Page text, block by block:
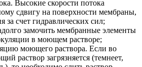
Высокие скорости потока
сдвигу на поверхности мембраны,
за счет гидравлических сил;
замочить мембранные элементы
в моющем растворе;
моющего раствора. Если во
раствор загрязняется (темнеет,